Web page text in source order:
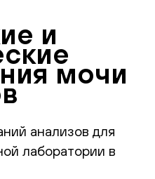
и
мочи
анализов для
лаборатории в